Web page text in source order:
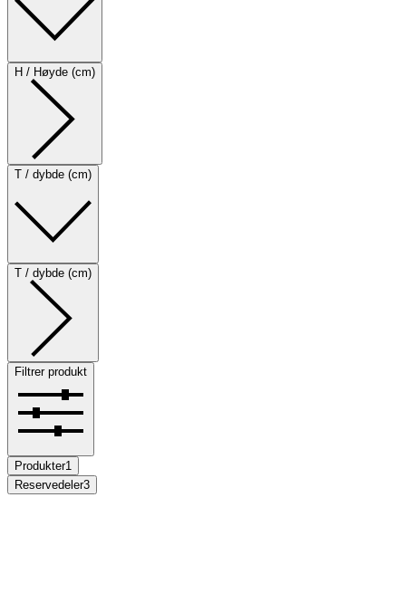
H / Høyde (cm)
T / dybde (cm)
T / dybde (cm)
Filtrer produkt
Produkter1
Reservedeler3